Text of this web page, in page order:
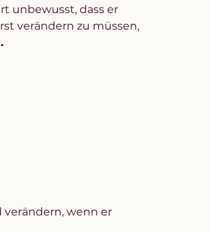
unbewusst, dass er
verändern zu müssen,
verändern, wenn er